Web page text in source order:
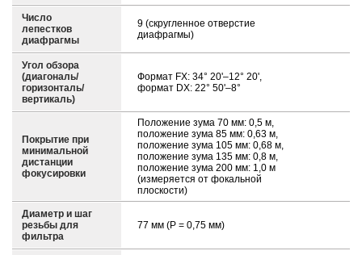
Число
лепестков
диафрагмы
9 (скругленное отверстие
диафрагмы)
Угол обзора
(диагональ/
горизонталь/
вертикаль)
Формат FX: 34° 20'–12° 20',
формат DX: 22° 50'–8°
Покрытие при
минимальной
дистанции
фокусировки
Положение зума 70 мм: 0,5 м,
положение зума 85 мм: 0,63 м,
положение зума 105 мм: 0,68 м,
положение зума 135 мм: 0,8 м,
положение зума 200 мм: 1,0 м
(измеряется от фокальной
плоскости)
Диаметр и шаг
резьбы для
фильтра
77 мм (P = 0,75 мм)